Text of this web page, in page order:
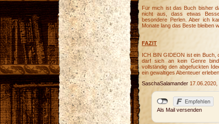
Für mich ist das Buch bisher
nicht aus, dass etwas
besondere Perlen. Aber ich
Monate lang das Beste bleiben
FAZIT
ICH BIN GIDEON ist ein Buch,
darf sich an kein Genre
vollständig den abgefuckten
ein gewaltiges Abenteuer
SaschaSalamander 17.06.2020,
Als Mail versenden